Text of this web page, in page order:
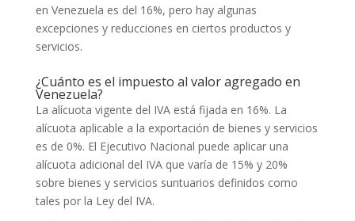
en Venezuela es del 16%, pero hay algunas
excepciones y reducciones en ciertos productos y
servicios.
¿Cuánto es el impuesto al valor agregado en
Venezuela?
La alícuota vigente del IVA está fijada en 16%. La
alícuota aplicable a la exportación de bienes y servicios
es de 0%. El Ejecutivo Nacional puede aplicar una
alícuota adicional del IVA que varía de 15% y 20%
sobre bienes y servicios suntuarios definidos como
tales por la Ley del IVA.